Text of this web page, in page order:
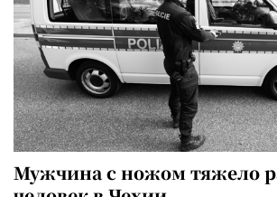
Мужчина с ножом тяжело